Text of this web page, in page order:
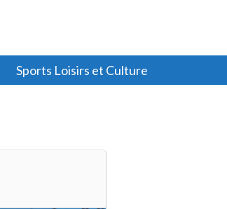
Sports Loisirs et Culture